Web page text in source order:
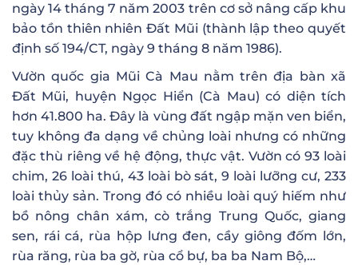
ngày 14 tháng 7 năm 2003 trên cơ sở nâng cấp khu
bảo tồn thiên nhiên Đất Mũi (thành lập theo quyết
định số 194/CT, ngày 9 tháng 8 năm 1986).
Vườn quốc gia Mũi Cà Mau nằm trên địa bàn xã
Đất Mũi, huyện Ngọc Hiển (Cà Mau) có diện tích
hơn 41.800 ha. Đây là vùng đất ngập mặn ven biển,
tuy không đa dạng về chủng loài nhưng có những
đặc thù riêng về hệ động, thực vật. Vườn có 93 loài
chim, 26 loài thú, 43 loài bò sát, 9 loài lưỡng cư, 233
loài thủy sản. Trong đó có nhiều loài quý hiếm như
bồ nông chân xám, cò trắng Trung Quốc, giang
sen, rái cá, rùa hộp lưng đen, cầy giông đốm lớn,
rùa răng, rùa ba gờ, rùa cổ bự, ba ba Nam Bộ,…